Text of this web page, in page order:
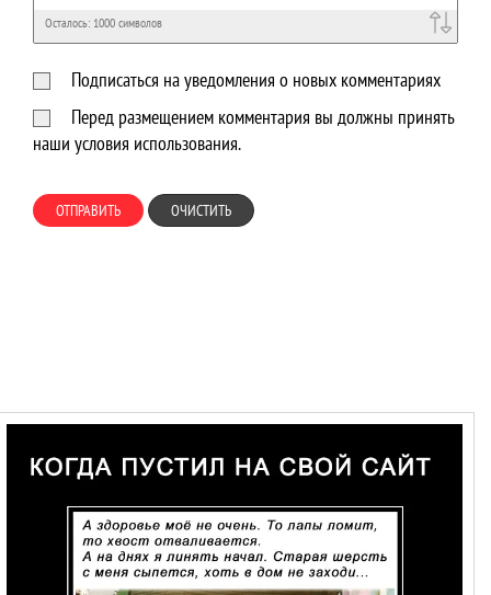
Осталось: 1000 символов
Подписаться на уведомления о новых комментариях
Перед размещением комментария вы должны принять
наши условия использования.
ОТПРАВИТЬ ОЧИСТИТЬ